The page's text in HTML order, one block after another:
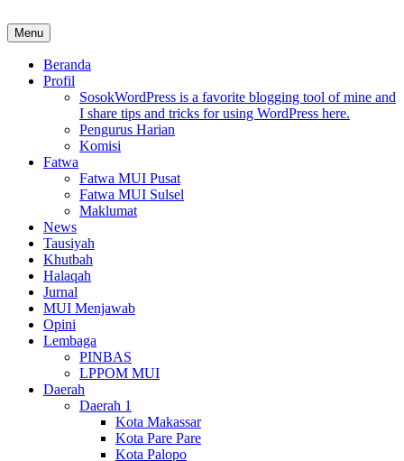
to
content
MUI Sulawesi Selatan
Khadimul Ummah wa Shadiqul Hukuuma
Menu
Beranda
Profil
SosokWordPress is a favorite blogging tool of mine and
I share tips and tricks for using WordPress here.
Pengurus Harian
Komisi
Fatwa
Fatwa MUI Pusat
Fatwa MUI Sulsel
Maklumat
News
Tausiyah
Khutbah
Halaqah
Jurnal
MUI Menjawab
Opini
Lembaga
PINBAS
LPPOM MUI
Daerah
Daerah 1
Kota Makassar
Kota Pare Pare
Kota Palopo